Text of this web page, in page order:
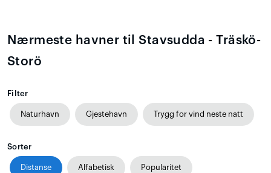
Nærmeste havner til Stavsudda - Träskö-
Storö
Filter
Naturhavn Gjestehavn Trygg for vind neste natt
Sorter
Distanse Alfabetisk Popularitet